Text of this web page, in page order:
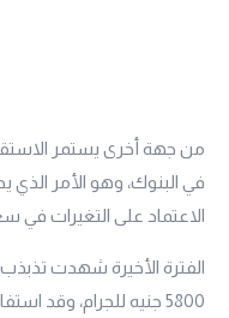
من جهة أخرى يستمر
في البنوك، وهو الأمر الذي
الاعتماد على التغيرات في
الفترة الأخيرة شهدت
5800 جنيه للجرام، وقد